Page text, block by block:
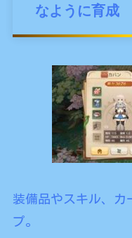
なように育成
装備品やスキル、カ
プ。